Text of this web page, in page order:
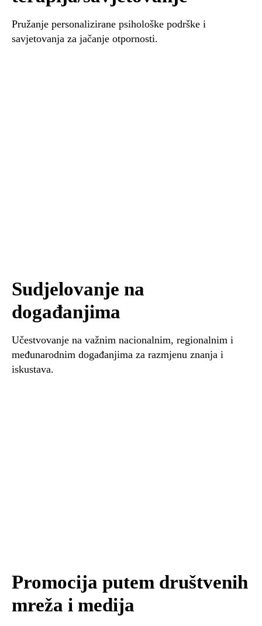
Pružanje personalizirane psihološke podrške i
savjetovanja za jačanje otpornosti.
Sudjelovanje na
događanjima
Učestvovanje na važnim nacionalnim, regionalnim i
međunarodnim događanjima za razmjenu znanja i
iskustava.
Promocija putem društvenih
mreža i medija